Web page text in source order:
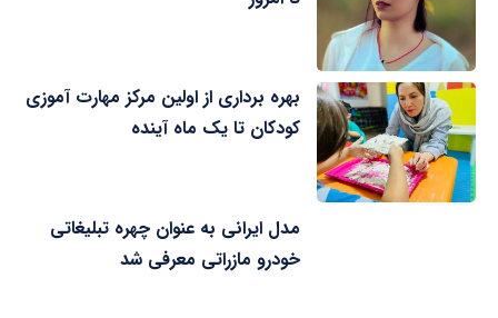
بهره برداری از اولین مرکز مهارت آموزی
کودکان تا یک ماه آینده
مدل ایرانی به عنوان چهره تبلیغاتی
خودرو مازراتی معرفی شد